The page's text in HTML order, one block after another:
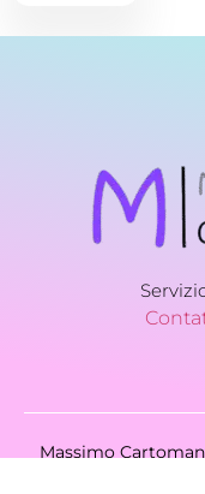
Massimo